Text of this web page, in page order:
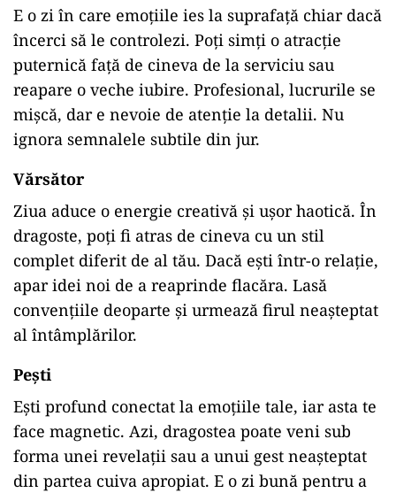
E o zi în care emoțiile ies la suprafață chiar dacă
încerci să le controlezi. Poți simți o atracție
puternică față de cineva de la serviciu sau
reapare o veche iubire. Profesional, lucrurile se
mișcă, dar e nevoie de atenție la detalii. Nu
ignora semnalele subtile din jur.
Vărsător
Ziua aduce o energie creativă și ușor haotică. În
dragoste, poți fi atras de cineva cu un stil
complet diferit de al tău. Dacă ești într-o relație,
apar idei noi de a reaprinde flacăra. Lasă
convențiile deoparte și urmează firul neașteptat
al întâmplărilor.
Pești
Ești profund conectat la emoțiile tale, iar asta te
face magnetic. Azi, dragostea poate veni sub
forma unei revelații sau a unui gest neașteptat
din partea cuiva apropiat. E o zi bună pentru a